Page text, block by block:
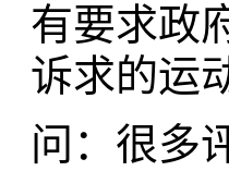
有要求政
诉求的运
问：很多